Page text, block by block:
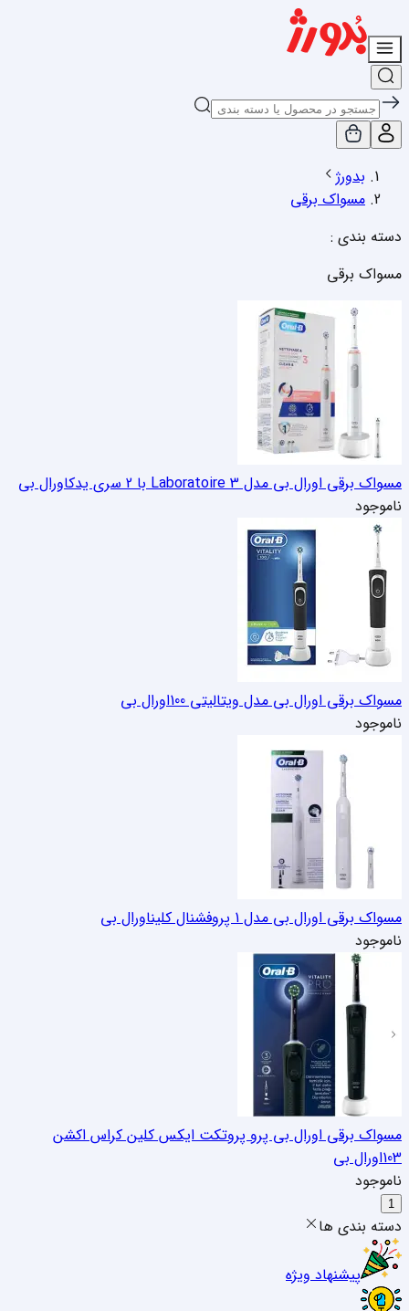
بدورژ
مسواک برقی
دسته بندی :
مسواک برقی
مسواک برقی اورال بی مدل Laboratoire 3 با 2 سری یدک
اورال بی
ناموجود
مسواک برقی اورال بی مدل ویتالیتی 100
اورال بی
ناموجود
مسواک برقی اورال بی مدل 1 پروفشنال کلین
اورال بی
ناموجود
مسواک برقی اورال بی پرو پروتکت ایکس کلین کراس اکشن
103اورال بی
ناموجود
1
دسته بندی ها
پیشنهاد ویژه